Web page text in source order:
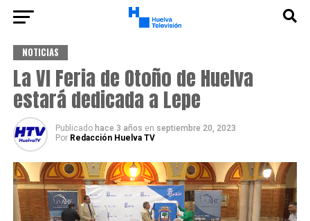
NOTICIAS
La VI Feria de Otoño de Huelva
estará dedicada a Lepe
Publicado hace 3 años en septiembre 20, 2023
Por Redacción Huelva TV